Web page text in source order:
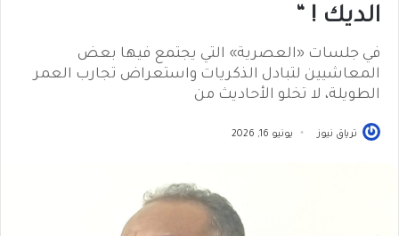
الديك ! “
في جلسات «العصرية» التي يجتمع فيها بعض
المعاشيين لتبادل الذكريات واستعراض تجارب العمر
الطويلة، لا تخلو الأحاديث من
ترياق نيوز يونيو 16, 2026